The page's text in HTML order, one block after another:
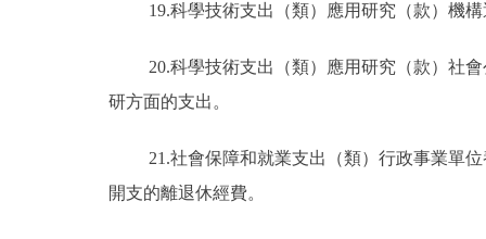
19.科學技術支出（類）應用研究（款）機
20.科學技術支出（類）應用研究（款）社
研方面的支出。
21.社會保障和就業支出（類）行政事業單
開支的離退休經費。